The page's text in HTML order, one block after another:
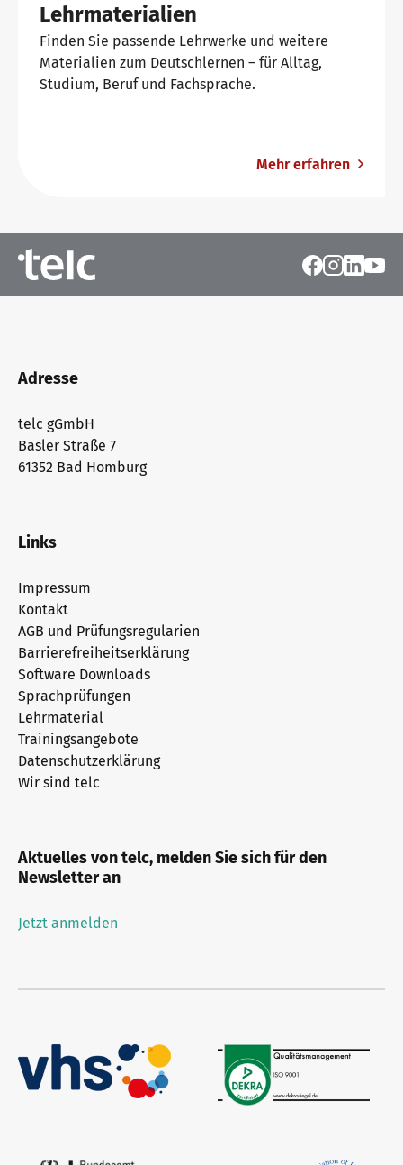
Lehrmaterialien
Finden Sie passende Lehrwerke und weitere
Materialien zum Deutschlernen – für Alltag,
Studium, Beruf und Fachsprache.
Mehr erfahren
Adresse
telc gGmbH
Basler Straße 7
61352 Bad Homburg
Links
Impressum
Kontakt
AGB und Prüfungsregularien
Barrierefreiheitserklärung
Software Downloads
Sprachprüfungen
Lehrmaterial
Trainingsangebote
Datenschutzerklärung
Wir sind telc
Aktuelles von telc, melden Sie sich für den
Newsletter an
Jetzt anmelden